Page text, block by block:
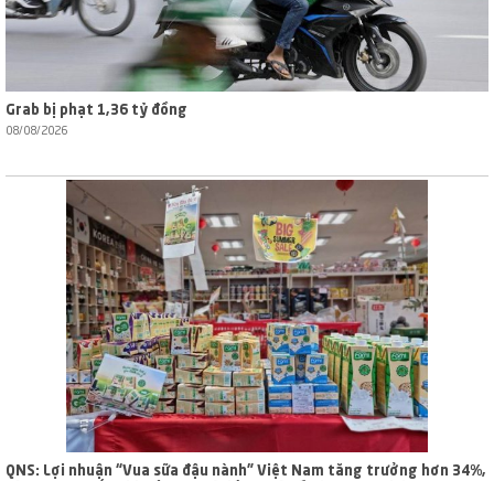
Grab bị phạt 1,36 tỷ đồng
08/08/2026
QNS: Lợi nhuận “Vua sữa đậu nành” Việt Nam tăng trưởng hơn 34%,